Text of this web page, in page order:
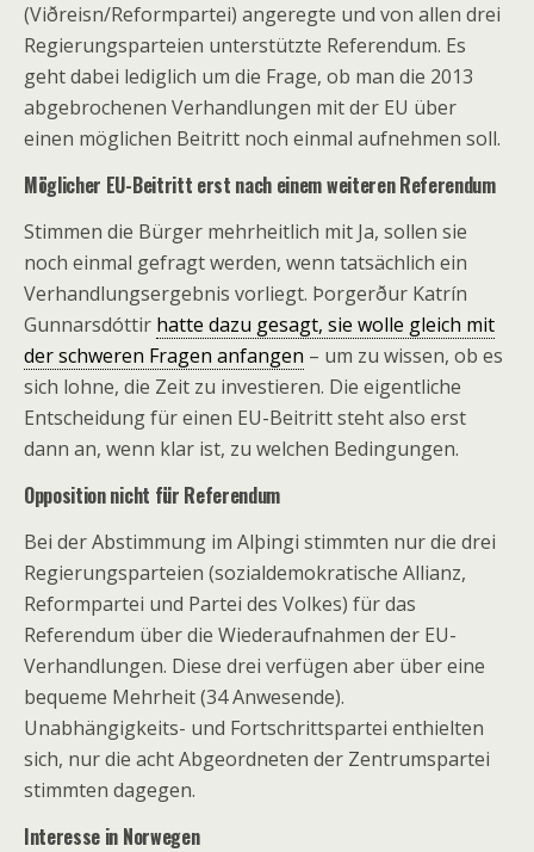
(Viðreisn/Reformpartei) angeregte und von allen drei
Regierungsparteien unterstützte Referendum. Es
geht dabei lediglich um die Frage, ob man die 2013
abgebrochenen Verhandlungen mit der EU über
einen möglichen Beitritt noch einmal aufnehmen soll.
Möglicher EU-Beitritt erst nach einem weiteren Referendum
Stimmen die Bürger mehrheitlich mit Ja, sollen sie
noch einmal gefragt werden, wenn tatsächlich ein
Verhandlungsergebnis vorliegt. Þorgerður Katrín
Gunnarsdóttir hatte dazu gesagt, sie wolle gleich mit
der schweren Fragen anfangen – um zu wissen, ob es
sich lohne, die Zeit zu investieren. Die eigentliche
Entscheidung für einen EU-Beitritt steht also erst
dann an, wenn klar ist, zu welchen Bedingungen.
Opposition nicht für Referendum
Bei der Abstimmung im Alþingi stimmten nur die drei
Regierungsparteien (sozialdemokratische Allianz,
Reformpartei und Partei des Volkes) für das
Referendum über die Wiederaufnahmen der EU-
Verhandlungen. Diese drei verfügen aber über eine
bequeme Mehrheit (34 Anwesende).
Unabhängigkeits- und Fortschrittspartei enthielten
sich, nur die acht Abgeordneten der Zentrumspartei
stimmten dagegen.
Interesse in Norwegen